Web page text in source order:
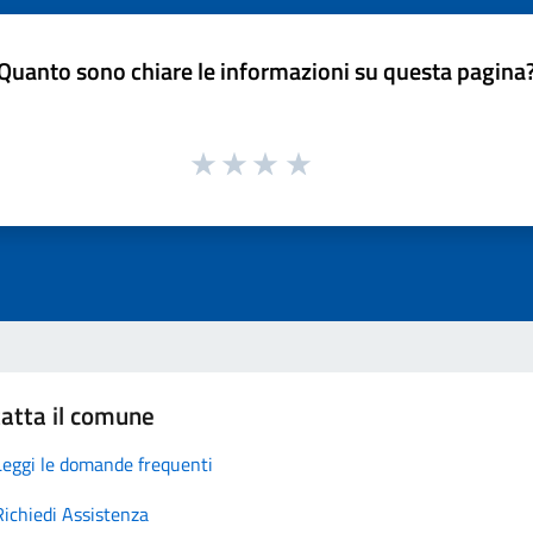
sono chiare le informazioni su questa
il comune
le domande frequenti
Assistenza